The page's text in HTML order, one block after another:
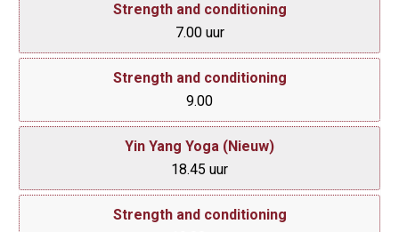
Strength and conditioning
7.00 uur
Strength and conditioning
9.00
Yin Yang Yoga (Nieuw)
18.45 uur
Strength and conditioning